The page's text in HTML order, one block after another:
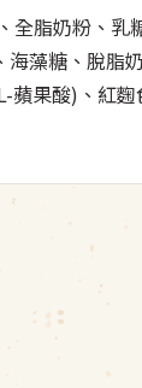
全脂奶粉、乳
藻糖、脫脂
蘋果酸)、紅麴